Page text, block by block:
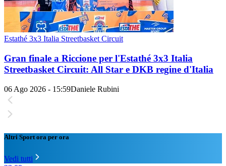
Estathé 3x3 Italia Streetbasket Circuit
Gran finale a Riccione per l'Estathé 3x3 Italia
Streetbasket Circuit: All Star e DKB regine d'Italia
06 Ago 2026 - 15:59Daniele Rubini
Altri Sport ora per ora
Vedi tutti